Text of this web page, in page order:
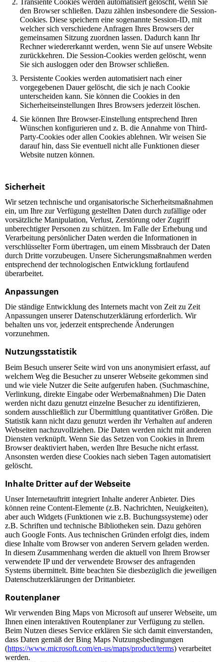
Transiente Cookies werden automatisiert gelöscht, wenn Sie
den Browser schließen. Dazu zählen insbesondere die Session-
Cookies. Diese speichern eine sogenannte Session-ID, mit
welcher sich verschiedene Anfragen Ihres Browsers der
gemeinsamen Sitzung zuordnen lassen. Dadurch kann Ihr
Rechner wiedererkannt werden, wenn Sie auf unsere Website
zurückkehren. Die Session-Cookies werden gelöscht, wenn
Sie sich ausloggen oder den Browser schließen.
Persistente Cookies werden automatisiert nach einer
vorgegebenen Dauer gelöscht, die sich je nach Cookie
unterscheiden kann. Sie können die Cookies in den
Sicherheitseinstellungen Ihres Browsers jederzeit löschen.
Sie können Ihre Browser-Einstellung entsprechend Ihren
Wünschen konfigurieren und z. B. die Annahme von Third-
Party-Cookies oder allen Cookies ablehnen. Wir weisen Sie
darauf hin, dass Sie eventuell nicht alle Funktionen dieser
Website nutzen können.
Sicherheit
Wir setzen technische und organisatorische Sicherheitsmaßnahmen
ein, um Ihre zur Verfügung gestellten Daten durch zufällige oder
vorsätzliche Manipulation, Verlust, Zerstörung oder Zugriff
unberechtigter Personen zu schützen. Im Falle der Erhebung und
Verarbeitung persönlicher Daten werden die Informationen in
verschlüsselter Form übertragen, um einem Missbrauch der Daten
durch Dritte vorzubeugen. Unsere Sicherungsmaßnahmen werden
entsprechend der technologischen Entwicklung fortlaufend
überarbeitet.
Anpassungen
Die ständige Entwicklung des Internets macht von Zeit zu Zeit
Anpassungen unserer Datenschutzerklärung erforderlich. Wir
behalten uns vor, jederzeit entsprechende Änderungen
vorzunehmen.
Nutzungsstatistik
Beim Besuch unserer Seite wird von uns anonymisiert erfasst, auf
welchem Weg die Besucher zu unserer Webseite gekommen sind
und wie viele Nutzer die Seite aufgerufen haben. (Suchmaschine,
Verlinkung, direkte Eingabe oder Werbemaßnahmen) Die Daten
werden nicht dazu genutzt einzelne Besucher zu identifizieren,
sondern ausschließlich zur Übermittlung quantitativer Größen. Die
Statistik kann nicht dazu genutzt werden ihr Verhalten auf anderen
Webseiten nachzuvollziehen. Die Daten werden nicht mit anderen
Diensten verknüpft. Wenn Sie das Setzen von Cookies in Ihrem
Browser deaktiviert haben, werden Ihre Besuche nicht erfasst.
Ansonsten werden diese Cookies nach sieben Tagen automatisiert
gelöscht.
Inhalte Dritter auf der Webseite
Unser Internetauftritt integriert Inhalte anderer Anbieter. Dies
können reine Content-Elemente (z.B. Nachrichten, Neuigkeiten),
aber auch Widgets (Funktionen wie z.B. Buchungssysteme) oder
z.B. Schriften und technische Bibliotheken sein. Dazu gehören
auch Google Fonts. Aus technischen Gründen erfolgt dies, indem
diese Inhalte vom Browser von anderen Servern geladen werden.
In diesem Zusammenhang werden die aktuell von Ihrem Browser
verwendete IP und der verwendete Browser des anfragenden
Systems übermittelt. Bitte beachten Sie diesbezüglich die jeweiligen
Datenschutzerklärungen der Drittanbieter.
Routenplaner
Wir verwenden Bing Maps von Microsoft auf unserer Webseite, um
Ihnen einen interaktiven Routenplaner zur Verfügung zu stellen.
Beim Nutzen dieses Service erklären Sie sich damit einverstanden,
dass Daten gemäß der Bing Maps Nutzungsbedingungen
(https://www.microsoft.com/en-us/maps/product/terms) verarbeitet
werden.